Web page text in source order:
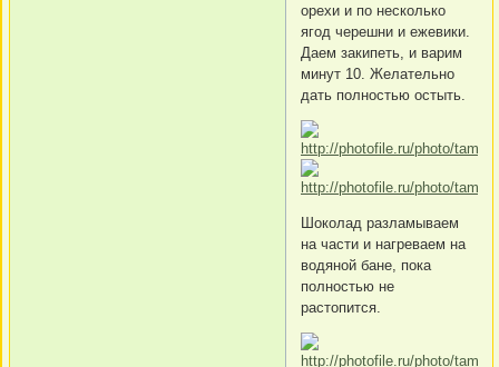
орехи и по несколько
ягод черешни и ежевики.
Даем закипеть, и варим
минут 10. Желательно
дать полностью остыть.
Шоколад разламываем
на части и нагреваем на
водяной бане, пока
полностью не
растопится.